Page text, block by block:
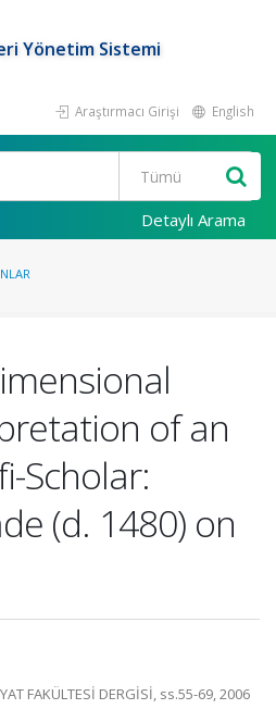
Yönetim Sistemi
Araştırmacı Girişi English
Detaylı Arama
of an
Scholar:
(d. 1480) on
FAKÜLTESİ DERGİSİ, ss.55-69, 2006